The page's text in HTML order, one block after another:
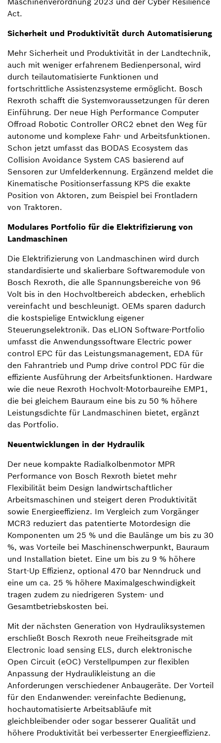
Act.
Sicherheit und Produktivität durch Automatisierung
Mehr Sicherheit und Produktivität in der Landtechnik,
auch mit weniger erfahrenem Bedienpersonal, wird
durch teilautomatisierte Funktionen und
fortschrittliche Assistenzsysteme ermöglicht. Bosch
Rexroth schafft die Systemvoraussetzungen für deren
Einführung. Der neue High Performance Computer
Offroad Robotic Controller ORC2 ebnet den Weg für
autonome und komplexe Fahr- und Arbeitsfunktionen.
Schon jetzt umfasst das BODAS Ecosystem das
Collision Avoidance System CAS basierend auf
Sensoren zur Umfelderkennung. Ergänzend meldet die
Kinematische Positionserfassung KPS die exakte
Position von Aktoren, zum Beispiel bei Frontladern
von Traktoren.
Modulares Portfolio für die Elektrifizierung von
Landmaschinen
Die Elektrifizierung von Landmaschinen wird durch
standardisierte und skalierbare Softwaremodule von
Bosch Rexroth, die alle Spannungsbereiche von 96
Volt bis in den Hochvoltbereich abdecken, erheblich
vereinfacht und beschleunigt. OEMs sparen dadurch
die kostspielige Entwicklung eigener
Steuerungselektronik. Das eLION Software-Portfolio
umfasst die Anwendungssoftware Electric power
control EPC für das Leistungsmanagement, EDA für
den Fahrantrieb und Pump drive control PDC für die
effiziente Ausführung der Arbeitsfunktionen. Hardware
wie die neue Rexroth Hochvolt-Motorbaureihe EMP1,
die bei gleichem Bauraum eine bis zu 50 % höhere
Leistungsdichte für Landmaschinen bietet, ergänzt
das Portfolio.
Neuentwicklungen in der Hydraulik
Der neue kompakte Radialkolbenmotor MPR
Performance von Bosch Rexroth bietet mehr
Flexibilität beim Design landwirtschaftlicher
Arbeitsmaschinen und steigert deren Produktivität
sowie Energieeffizienz. Im Vergleich zum Vorgänger
MCR3 reduziert das patentierte Motordesign die
Komponenten um 25 % und die Baulänge um bis zu 30
%, was Vorteile bei Maschinenschwerpunkt, Bauraum
und Installation bietet. Eine um bis zu 9 % höhere
Start-Up Effizienz, optional 470 bar Nenndruck und
eine um ca. 25 % höhere Maximalgeschwindigkeit
tragen zudem zu niedrigeren System- und
Gesamtbetriebskosten bei.
Mit der nächsten Generation von Hydrauliksystemen
erschließt Bosch Rexroth neue Freiheitsgrade mit
Electronic load sensing ELS, durch elektronische
Open Circuit (eOC) Verstellpumpen zur flexiblen
Anpassung der Hydraulikleistung an die
Anforderungen verschiedener Anbaugeräte. Der Vorteil
für den Endanwender: vereinfachte Bedienung,
hochautomatisierte Arbeitsabläufe mit
gleichbleibender oder sogar besserer Qualität und
höhere Produktivität bei verbesserter Energieeffizienz.